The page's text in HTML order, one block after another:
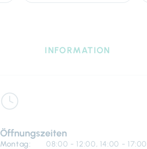
INFORMATION
Öffnungszeiten
Montag:
08:00 - 12:00, 14:00 - 17:00